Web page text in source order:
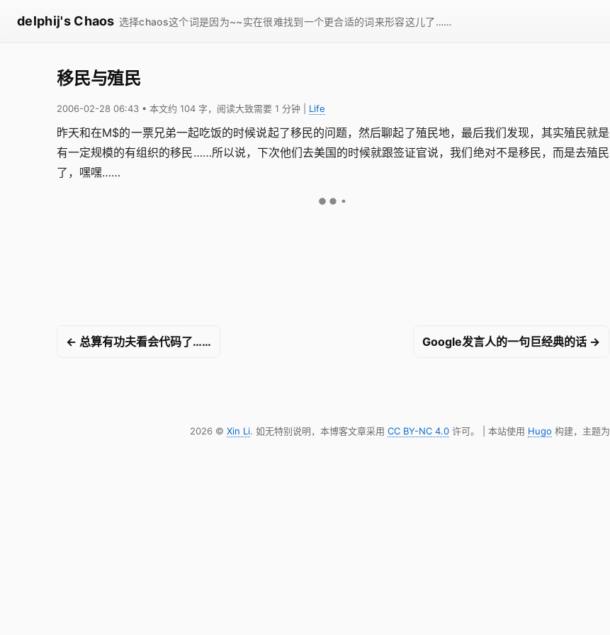
delphij's Chaos 选择chaos这个词是因为~~实在很难找到一个更合适的词来形容这儿了……
移民与殖民
2006-02-28 06:43 • 本文约 104 字，阅读大致需要 1 分钟 Life
昨天和在M$的一票兄弟一起吃饭的时候说起了移民的问题，然后聊起了殖民地，最后我们发现，其实殖民就是
有一定规模的有组织的移民……所以说，下次他们去美国的时候就跟签证官说，我们绝对不是移民，而是去殖民
了，嘿嘿……
← 总算有功夫看会代码了…… Google发言人的一句巨经典的话 →
2026 © Xin Li. 如无特别说明，本博客文章采用 CC BY-NC 4.0许可。 | 本站使用 Hugo 构建，主题为